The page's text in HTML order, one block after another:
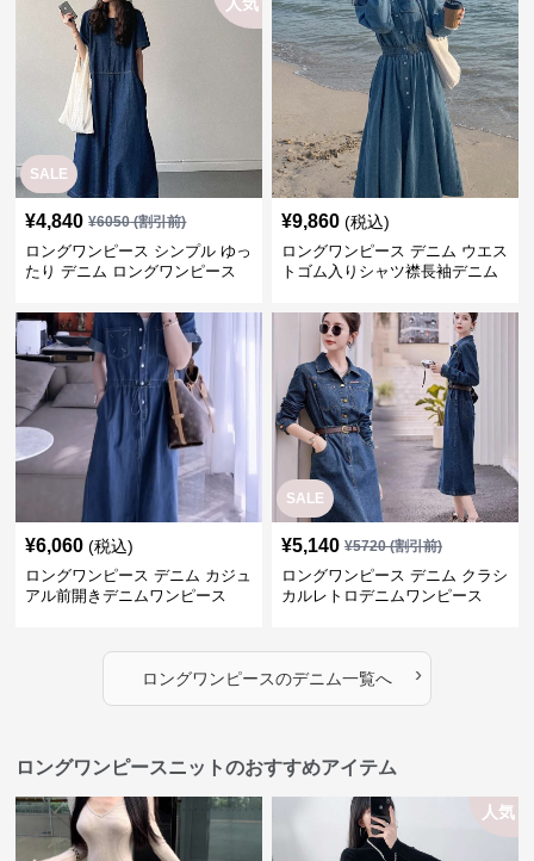
SALE
¥4,840 ¥6050(割引前)
ロングワンピース シンプル ゆっ
たり デニム ロングワンピース
¥9,860 (税込)
ロングワンピース デニム ウエス
トゴム入りシャツ襟長袖デニム
¥6,060 (税込)
ロングワンピース デニム カジュ
アル前開きデニムワンピース
SALE
¥5,140 ¥5720(割引前)
ロングワンピース デニム クラシ
カルレトロデニムワンピース
ロングワンピースのデニム一覧へ ›
ロングワンピースニットのおすすめアイテム
人気